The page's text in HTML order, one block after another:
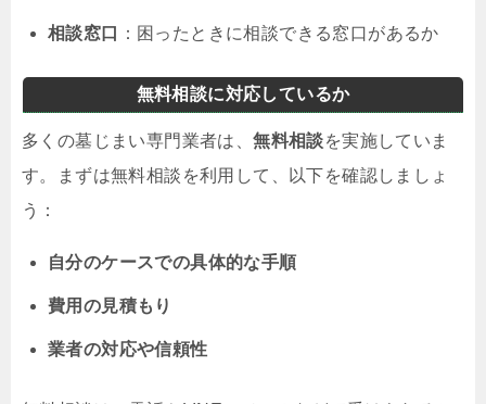
相談窓口 ：困ったときに相談できる窓口があるか
無料相談に対応しているか
多くの墓じまい専門業者は、無料相談を実施していま
す。まずは無料相談を利用して、以下を確認しましょ
う：
自分のケースでの具体的な手順
費用の見積もり
業者の対応や信頼性